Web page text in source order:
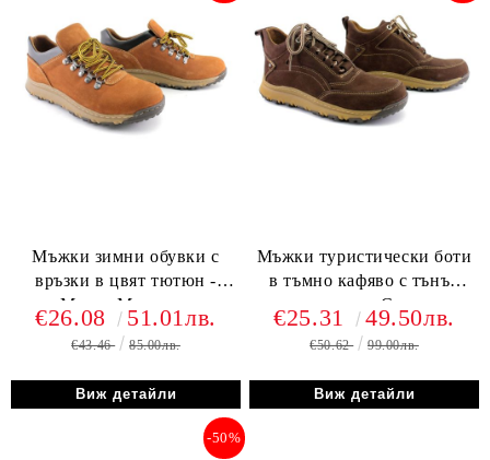
Мъжки зимни обувки с
връзки в цвят тютюн -
Модел Марсело.
€26.08 51.01лв.
€43.46 85.00лв.
Виж детайли
Мъжки туристически боти
в тъмно кафяво с тънък
хастар, модел Сантяго.~
€25.31 49.50лв.
€50.62 99.00лв.
Виж детайли
-50%